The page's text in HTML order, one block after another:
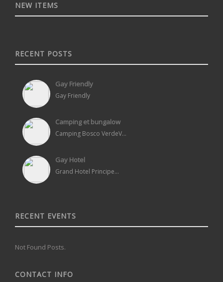
NEW ITEMS
RECENT POSTS
Gay Friendly
Gay Friendly
Camping et bungalow
Camping Bosco VerdeV...
Gay Hotel
Grand Hotel Principe...
RECENT EVENTS
Not Found Posts.
CONTACT INFO